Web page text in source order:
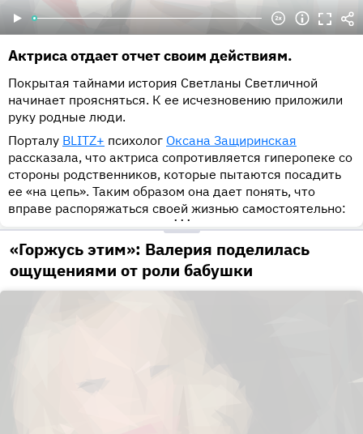
Актриса отдает отчет своим действиям.
Покрытая тайнами история Светланы Светличной
начинает проясняться. К ее исчезновению приложили
руку родные люди.
Порталу BLITZ+ психолог Оксана Защиринская
рассказала, что актриса сопротивляется гиперопеке со
стороны родственников, которые пытаются посадить
ее «на цепь». Таким образом она дает понять, что
вправе распоряжаться своей жизнью самостоятельно:
•••
«Горжусь этим»: Валерия поделилась
ощущениями от роли бабушки